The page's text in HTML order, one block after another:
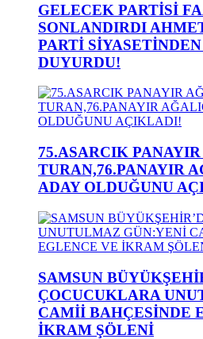
GELECEK PARTİSİ
SONLANDIRDI
PARTİ
DUYURDU!
75.ASARCIK
TURAN,76.PANAYIR
ADAY OLDUĞUNU
SAMSUN
ÇOCUCUKLARA
CAMİİ BAHÇESİNDE
İKRAM ŞÖLENİ